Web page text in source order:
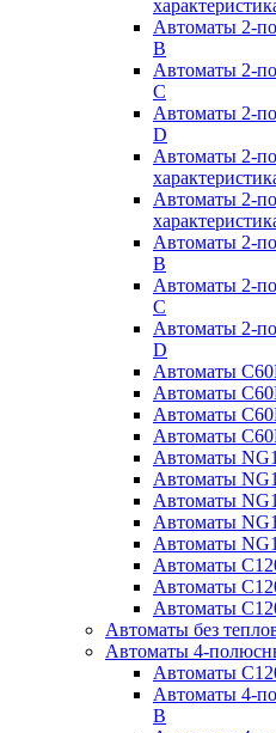
Автоматы 2-
B
Автоматы 2-
C
Автоматы 2-
D
Автоматы 2-
Автоматы 2-
Автоматы 2-
B
Автоматы 2-
C
Автоматы 2-
D
Автоматы
Автоматы
Автоматы
Автоматы
Автоматы
Автоматы
Автоматы
Автоматы
Автоматы
Автоматы
Автоматы
Автоматы
Автоматы без
Автоматы 4-
Автоматы
Автоматы 4-
B